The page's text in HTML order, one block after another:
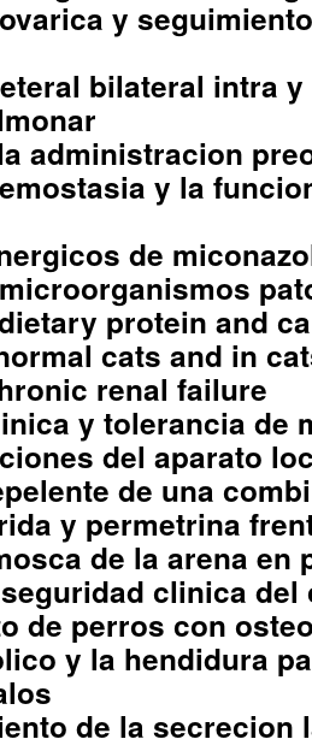
y
bilateral intra
administracion
y la
de
protein and
cats and in
renal failure
y tolerancia de
del aparato
de una
y permetrina
de la arena en
clinica del
de perros con
y la hendidura
de la secrecion